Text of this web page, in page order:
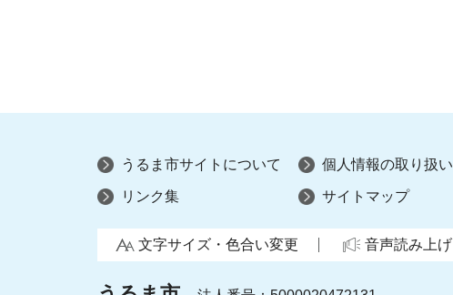
うるま市サイトについて 個人情報の取り扱い
リンク集 サイトマップ
文字サイズ・色合い変更 音声読み上げ